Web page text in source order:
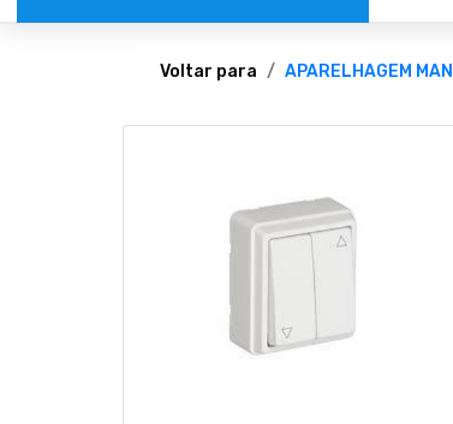
TERMOS E CONDIÇÕES
Voltar para APARELHAGEM